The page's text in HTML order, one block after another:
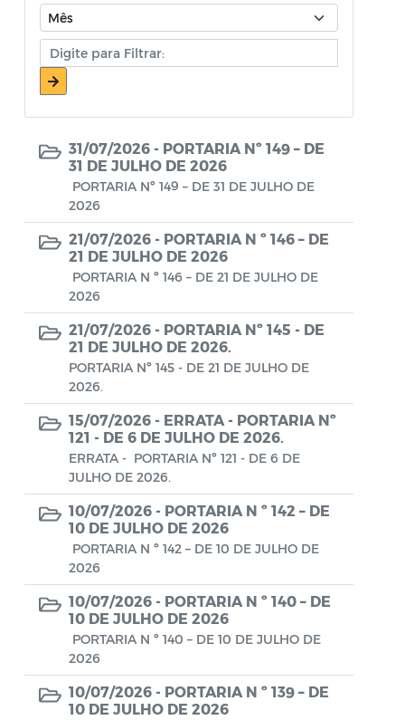
Atos Oficiais - Secretaria de Saúde
Atos Oficiais - Secretaria de Transportes
Atos Oficiais - Secretaria Municipal de
Atos Oficiais - Secretaria Municipal de
Política Social, Trabalho, Habitação,
Terceira Idade e Desenvolvimento
Humano
Autorização Para Início de Obras
Aviso de rescisão unilateral
CADEP - Comissão de Análise de Defesa
Prévia
CONCURSO GUARDA MUNICIPAL Nº 002
Concurso Público
Conselho Municipal - CACS FUNDEB
Conselho Municipal de Assistência Social
de Araruama - COMASO
Conselho Municipal de Educação
Conselho Municipal de Habitação -
CMHA
Conselho Municipal de Saúde
Conselho Municipal de Turismo
31/07/2026 - PORTARIA Nº 149 – DE
31 DE JULHO DE 2026
PORTARIA Nº 149 – DE 31 DE JULHO DE
2026
21/07/2026 - PORTARIA N º 146 – DE
21 DE JULHO DE 2026
PORTARIA N º 146 – DE 21 DE JULHO DE
2026
21/07/2026 - PORTARIA Nº 145 - DE
21 DE JULHO DE 2026.
PORTARIA Nº 145 - DE 21 DE JULHO DE
2026.
15/07/2026 - ERRATA - PORTARIA Nº
121 - DE 6 DE JULHO DE 2026.
ERRATA - PORTARIA Nº 121 - DE 6 DE
JULHO DE 2026.
10/07/2026 - PORTARIA N º 142 – DE
10 DE JULHO DE 2026
PORTARIA N º 142 – DE 10 DE JULHO DE
2026
10/07/2026 - PORTARIA N º 140 – DE
10 DE JULHO DE 2026
PORTARIA N º 140 – DE 10 DE JULHO DE
2026
10/07/2026 - PORTARIA N º 139 – DE
10 DE JULHO DE 2026